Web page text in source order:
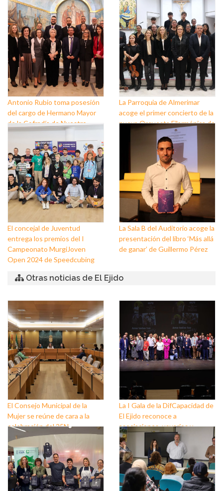
Antonio Rubio toma posesión
del cargo de Hermano Mayor
de la Cofradía de Nuestro
Padre Jesús Nazareno y
Nuestra Señora de los Dolores
de Balerma
La Parroquia de Almerimar
acoge el primer concierto de la
nueva Orquesta Filarmónica de
El concejal de Juventud
entrega los premios del I
Campeonato MurgiJoven
Open 2024 de Speedcubing
La Sala B del Auditorio acoge la
presentación del libro ‘Más allá
de ganar’ de Guillermo Pérez
Otras noticias de El Ejido
El Consejo Municipal de la
Mujer se reúne de cara a la
celebración del 25N
La I Gala de la DifCapacidad de
El Ejido reconoce a
asociaciones, usuarios y
personas que trabajan a favor
de este colectivo